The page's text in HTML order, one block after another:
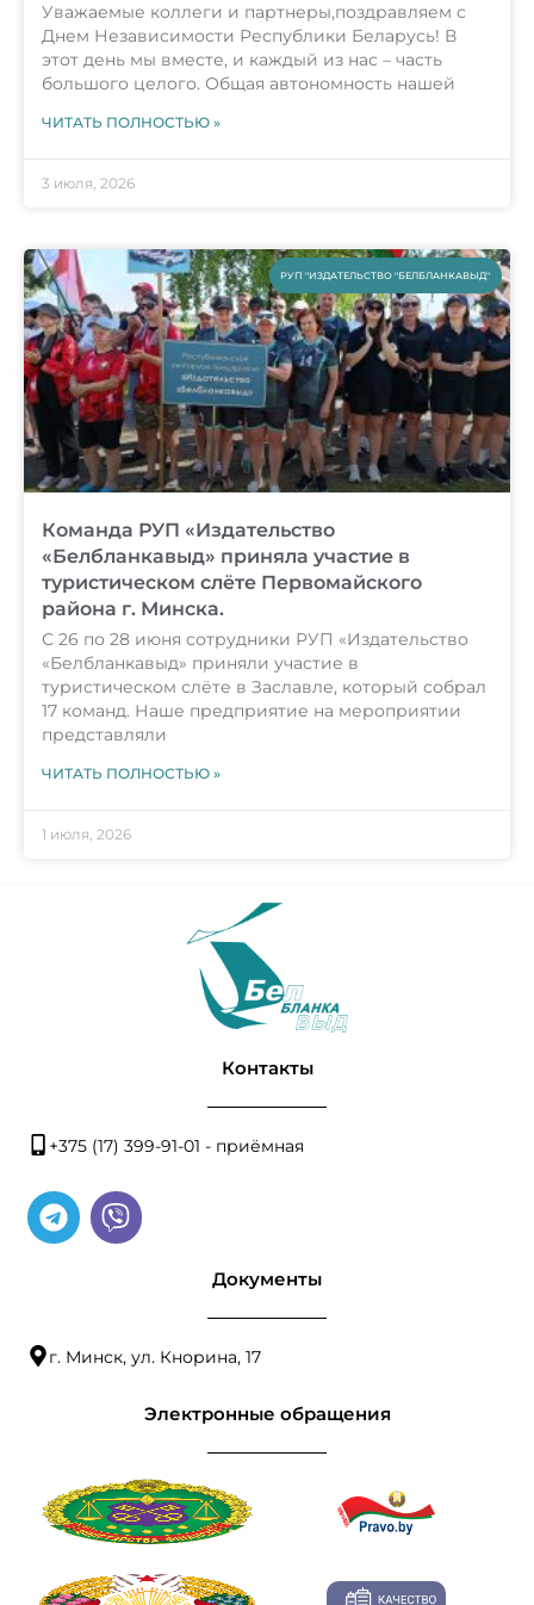
Уважаемые коллеги и партнеры,поздравляем с
Днем Независимости Республики Беларусь! В
этот день мы вместе, и каждый из нас – часть
большого целого. Общая автономность нашей
ЧИТАТЬ ПОЛНОСТЬЮ »
3 июля, 2026
РУП "ИЗДАТЕЛЬСТВО "БЕЛБЛАНКАВЫД"
Команда РУП «Издательство
«Белбланкавыд» приняла участие в
туристическом слёте Первомайского
района г. Минска.
С 26 по 28 июня сотрудники РУП «Издательство
«Белбланкавыд» приняли участие в
туристическом слёте в Заславле, который собрал
17 команд. Наше предприятие на мероприятии
представляли
ЧИТАТЬ ПОЛНОСТЬЮ »
1 июля, 2026
Контакты
+375 (17) 399-91-01 - приёмная
Документы
г. Минск, ул. Кнорина, 17
Электронные обращения